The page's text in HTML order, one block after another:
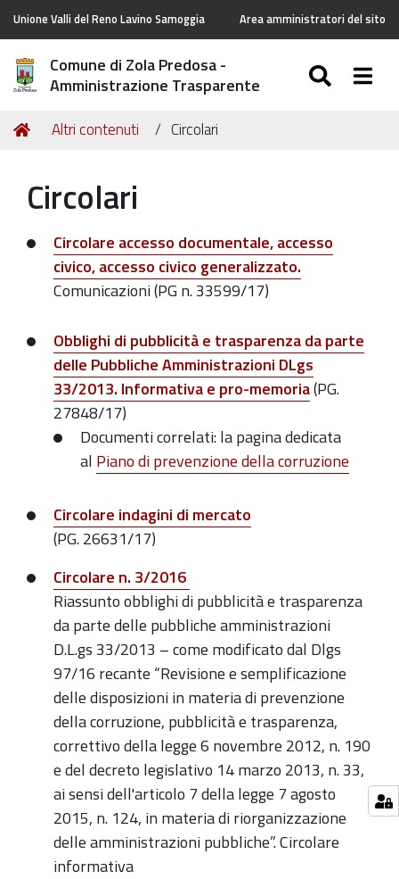
Unione Valli del Reno Lavino Samoggia Area amministratori del sito
Comune di Zola Predosa -
Amministrazione Trasparente
Tu
Home
Altri contenuti Circolari
Circolari
Circolare accesso documentale, accesso
civico, accesso civico generalizzato.
Comunicazioni (PG n. 33599/17)
Obblighi di pubblicità e trasparenza da parte
delle Pubbliche Amministrazioni DLgs
33/2013. Informativa e pro-memoria(PG.
27848/17)
Documenti correlati: la pagina dedicata
al Piano di prevenzione della corruzione
Circolare indagini di mercato
(PG. 26631/17)
Circolare n. 3/2016
Riassunto obblighi di pubblicità e trasparenza
da parte delle pubbliche amministrazioni
D.L.gs 33/2013 – come modificato dal Dlgs
97/16 recante “Revisione e semplificazione
delle disposizioni in materia di prevenzione
della corruzione, pubblicità e trasparenza,
correttivo della legge 6 novembre 2012, n. 190
e del decreto legislativo 14 marzo 2013, n. 33,
ai sensi dell'articolo 7 della legge 7 agosto
2015, n. 124, in materia di riorganizzazione
delle amministrazioni pubbliche”. Circolare
informativa